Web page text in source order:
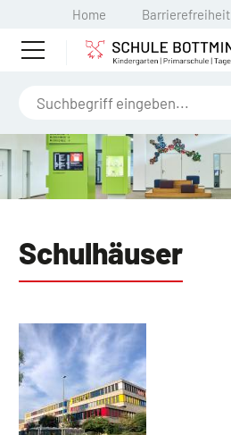
Home Barrierefreiheit
Schulhäuser